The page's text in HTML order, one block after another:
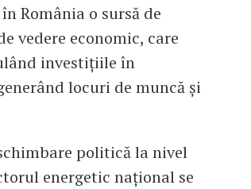
România o sursă de
vedere economic, care
investițiile în
locuri de muncă și
politică la nivel
energetic național se